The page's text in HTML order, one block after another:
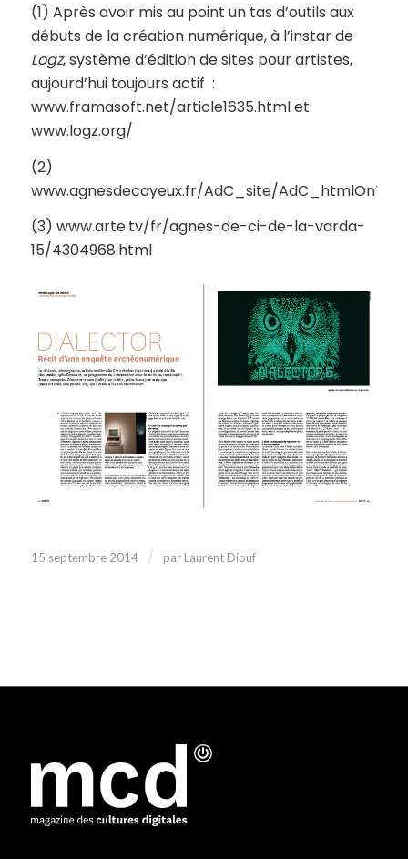
(1) Après avoir mis au point un tas d’outils aux
débuts de la création numérique, à l’instar de
Logz, système d’édition de sites pour artistes,
aujourd’hui toujours actif :
www.framasoft.net/article1635.html et
www.logz.org/
(2)
www.agnesdecayeux.fr/AdC_site/
(3) www.arte.tv/fr/agnes-de-ci-de-la-varda-
15/4304968.html
15 septembre 2014 / par Laurent Diouf